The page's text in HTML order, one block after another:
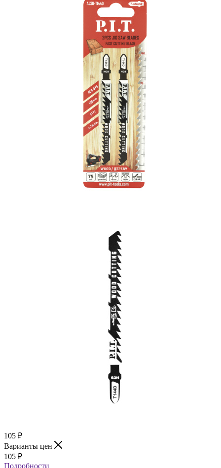
105 ₽
Варианты цен
105 ₽
Подробности